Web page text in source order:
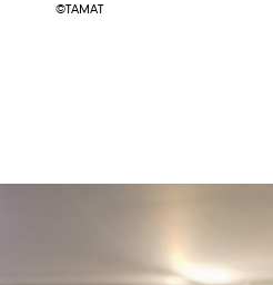
©TAMAT